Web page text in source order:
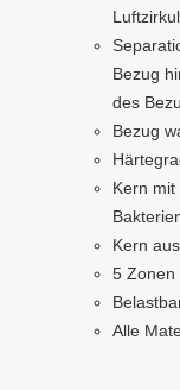
Bezug
des
Bezug
Kern
Kern
5 Zonen
Alle